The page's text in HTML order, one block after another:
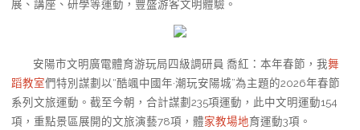
展、講座、研學等運動，豐盛游客文明體驗。
安陽市文明廣電體育游玩局四級調研員 喬紅：本年春節，我舞
蹈教室們特別謀劃以“酷颯中國年·潮玩安陽城”為主題的2026年春節
系列文旅運動。截至今朝，合計謀劃235項運動，此中文明運動154
項，重點景區展開的文旅演藝78項，體家教場地育運動3項。